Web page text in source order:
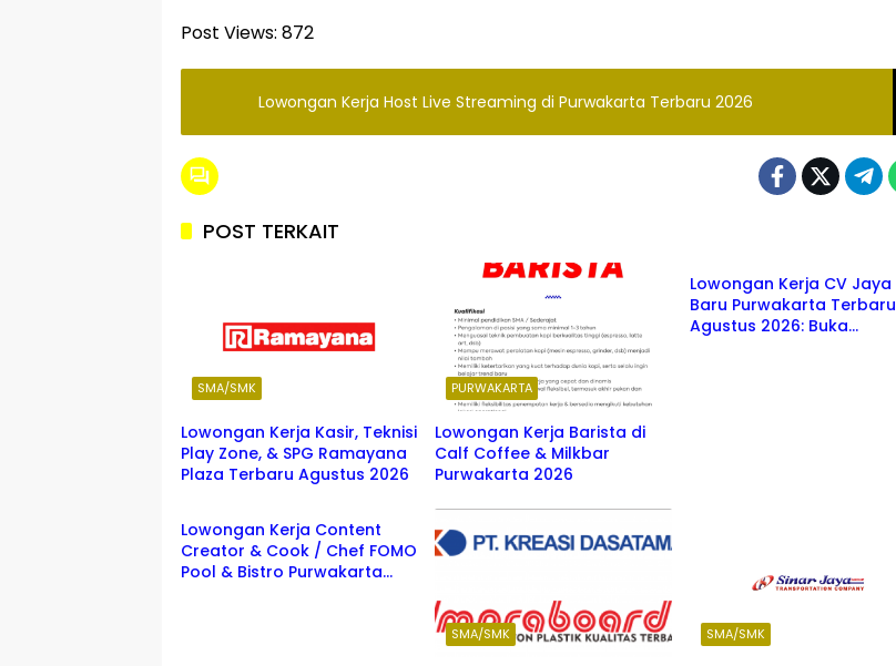
Post Views: 872
Lowongan Kerja Host Live Streaming di Purwakarta Terbaru 2026
POST TERKAIT
SMA/SMK
Lowongan Kerja Kasir, Teknisi
Play Zone, & SPG Ramayana
Plaza Terbaru Agustus 2026
PURWAKARTA
Lowongan Kerja Barista di
Calf Coffee & Milkbar
Purwakarta 2026
Lowongan Kerja CV Jaya
Baru Purwakarta Terbaru
Agustus 2026: Buka
PURWAKARTA
Lowongan Kerja Content
Creator & Cook / Chef FOMO
Pool & Bistro Purwakarta
SMA/SMK SMA/SMK